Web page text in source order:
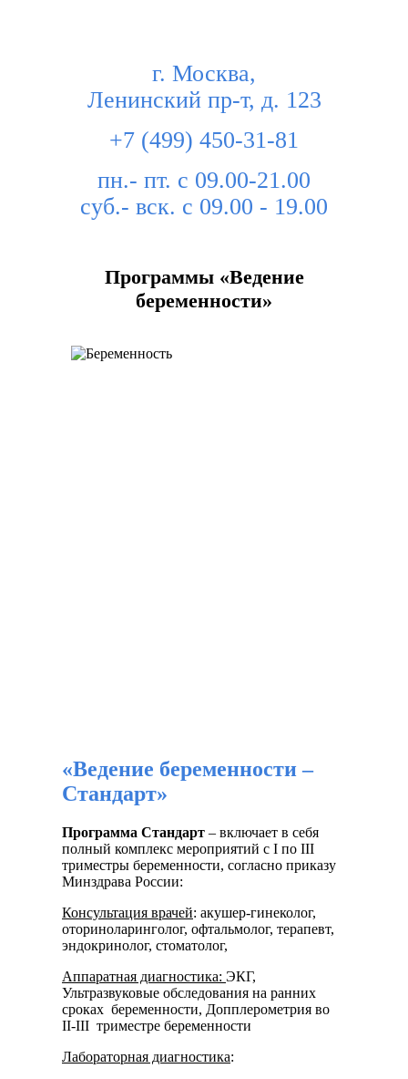
г. Москва,
Ленинский пр-т, д. 123
+7 (499) 450-31-81
пн.- пт. с 09.00-21.00
суб.- вск. с 09.00 - 19.00
Программы «Ведение
беременности»
«Ведение беременности –
Стандарт»
Программа Стандарт – включает в себя
полный комплекс мероприятий с I по III
триместры беременности, согласно приказу
Минздрава России:
Консультация врачей: акушер-гинеколог,
оториноларинголог, офтальмолог, терапевт,
эндокринолог, стоматолог,
Аппаратная диагностика: ЭКГ,
Ультразвуковые обследования на ранних
сроках беременности, Допплерометрия во
II-III триместре беременности
Лабораторная диагностика: